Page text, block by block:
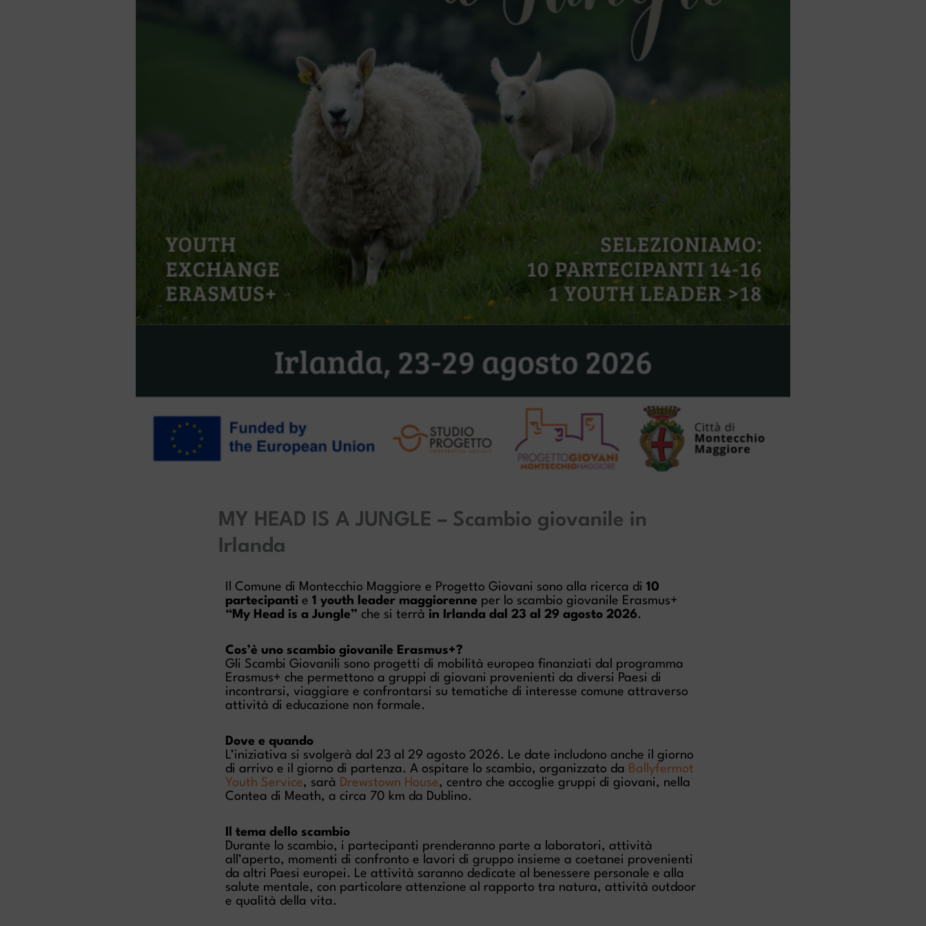
MY HEAD IS A JUNGLE – Scambio giovanile in
Irlanda
Il Comune di Montecchio Maggiore e Progetto Giovani sono alla ricerca di 10
partecipanti e 1 youth leader maggiorenne per lo scambio giovanile Erasmus+
“My Head is a Jungle” che si terrà in Irlanda dal 23 al 29 agosto 2026.
Cos’è uno scambio giovanile Erasmus+?
Gli Scambi Giovanili sono progetti di mobilità europea finanziati dal programma
Erasmus+ che permettono a gruppi di giovani provenienti da diversi Paesi di
incontrarsi, viaggiare e confrontarsi su tematiche di interesse comune attraverso
attività di educazione non formale.
Dove e quando
L’iniziativa si svolgerà dal 23 al 29 agosto 2026. Le date includono anche il giorno
di arrivo e il giorno di partenza. A ospitare lo scambio, organizzato da Ballyfermot
Youth Service, sarà Drewstown House, centro che accoglie gruppi di giovani, nella
Contea di Meath, a circa 70 km da Dublino.
Il tema dello scambio
Durante lo scambio, i partecipanti prenderanno parte a laboratori, attività
all’aperto, momenti di confronto e lavori di gruppo insieme a coetanei provenienti
da altri Paesi europei. Le attività saranno dedicate al benessere personale e alla
salute mentale, con particolare attenzione al rapporto tra natura, attività outdoor
e qualità della vita.